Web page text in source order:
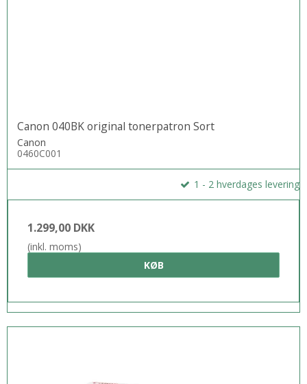
Canon 040BK original tonerpatron Sort
Canon
0460C001
1 - 2 hverdages levering
1.299,00 DKK
(inkl. moms)
KØB